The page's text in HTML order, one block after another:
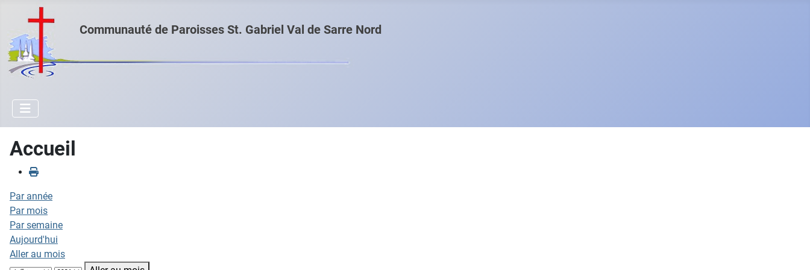
Communauté de Paroisses St. Gabriel Val de Sarre Nord
Accueil
Par année
Par mois
Par semaine
Aujourd'hui
Aller au mois